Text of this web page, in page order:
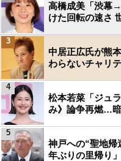
高橋成美「渋幕
けた回転の速さ
中居正広氏が熊
わらないチャリ
3
松本若菜「ジュ
み》論争再燃…
4
神戸への“聖地
年ぶりの里帰り
5